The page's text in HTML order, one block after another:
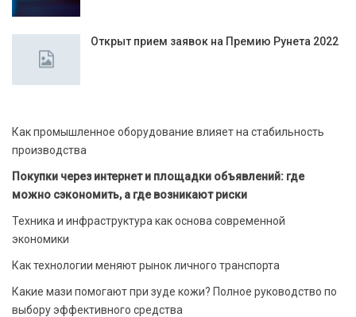
Открыт прием заявок на Премию Рунета 2022
Как промышленное оборудование влияет на стабильность
производства
Покупки через интернет и площадки объявлений: где
можно сэкономить, а где возникают риски
Техника и инфраструктура как основа современной
экономики
Как технологии меняют рынок личного транспорта
Какие мази помогают при зуде кожи? Полное руководство по
выбору эффективного средства